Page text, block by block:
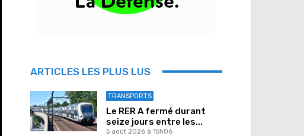
ARTICLES LES PLUS LUS
TRANSPORTS
Le RER A fermé durant
seize jours entre les...
5 août 2026 à 15h06